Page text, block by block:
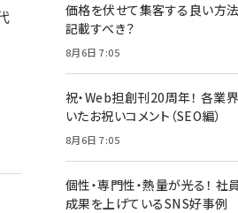
meo
価格を伏せて集客する良い方
記載すべき？
8月6日 7:05
祝・Web担創刊20周年！ 各業
いたお祝いコメント（SEO編）
8月6日 7:05
個性・専門性・熱量が光る！ 社
成果を上げているSNS好事例